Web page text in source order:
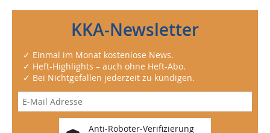
KKA-Newsletter
✓ Einmal im Monat kostenlose News.
✓ Heft-Highlights – auch ohne Heft-Abo.
✓ Bei Nichtgefallen jederzeit zu kündigen.
Anti-Roboter-Verifizierung